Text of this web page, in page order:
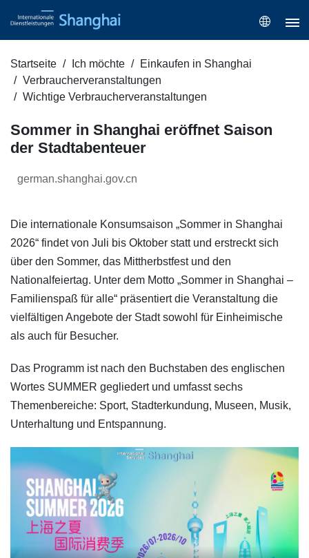
Startseite Ich möchte
Einkaufen in Shanghai
Verbraucherveranstaltungen
Wichtige Verbraucherveranstaltungen
Sommer in Shanghai eröffnet Saison
der Stadtabenteuer
german.shanghai.gov.cn
Die internationale Konsumsaison „Sommer in Shanghai
2026“ findet von Juli bis Oktober statt und erstreckt sich
über den Sommer, das Mittherbstfest und den
Nationalfeiertag. Unter dem Motto „Sommer in Shanghai –
Familienspaß für alle“ präsentiert die Veranstaltung die
vielfältigen Angebote der Stadt sowohl für Einheimische
als auch für Besucher.
Das Programm ist nach den Buchstaben des englischen
Wortes SUMMER gegliedert und umfasst sechs
Themenbereiche: Sport, Stadterkundung, Museen, Musik,
Unterhaltung und Entspannung.